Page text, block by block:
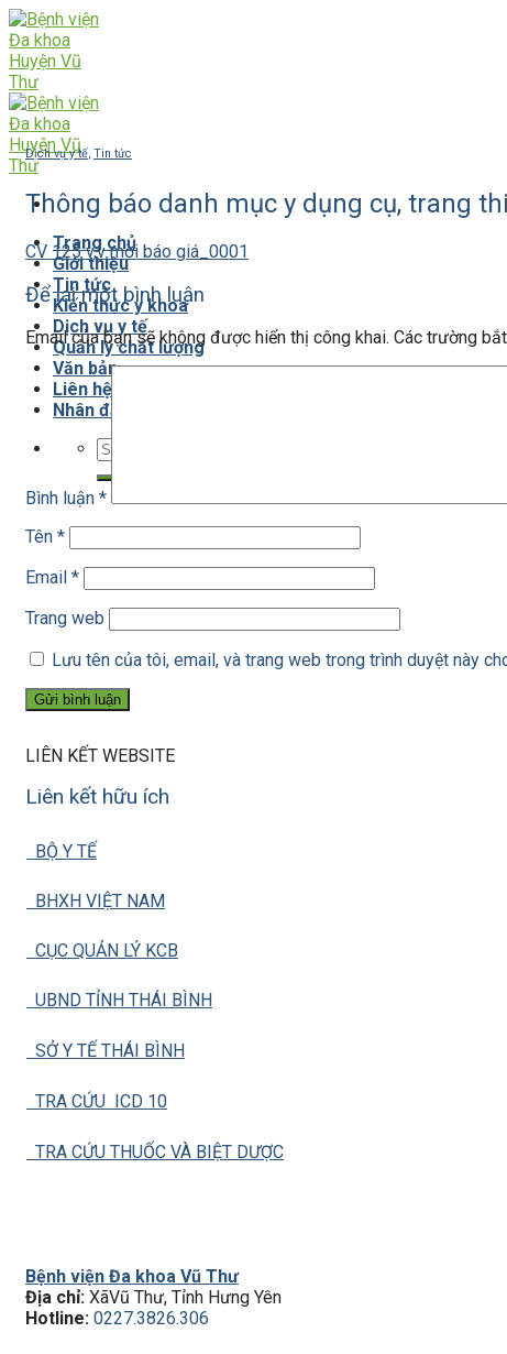
Skip
to
content
Trang chủ
Giới thiệu
Tin tức
Kiến thức y khoa
Dịch vụ y tế
Quản lý chất lượng
Văn bản
Liên hệ
Nhân đạo từ thiện
Dịch vụ y tế, Tin tức
Thông báo danh mục y dụng cụ, trang
CV 125 v,v mời báo giá_0001
Để lại một bình luận
Email của bạn sẽ không được hiển thị công khai. Các trường
Bình luận *
Tên *
Email *
Trang web
Lưu tên của tôi, email, và trang web trong trình duyệt này
LIÊN KẾT WEBSITE
Liên kết hữu ích
BỘ Y TẾ
BHXH VIỆT NAM
CỤC QUẢN LÝ KCB
UBND TỈNH THÁI BÌNH
SỞ Y TẾ THÁI BÌNH
TRA CỨU ICD 10
TRA CỨU THUỐC VÀ BIỆT DƯỢC
Bệnh viện Đa khoa Vũ Thư
Địa chỉ: XãVũ Thư, Tỉnh Hưng Yên
Hotline: 0227.3826.306